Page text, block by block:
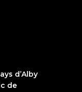
d’Alby
de